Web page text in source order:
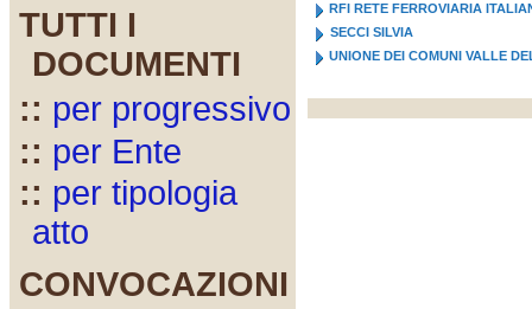
TUTTI I
DOCUMENTI
:: per progressivo
:: per Ente
:: per tipologia
atto
CONVOCAZIONI
RFI RETE FERROVIARIA
SECCI SILVIA
UNIONE DEI COMUNI VALLE